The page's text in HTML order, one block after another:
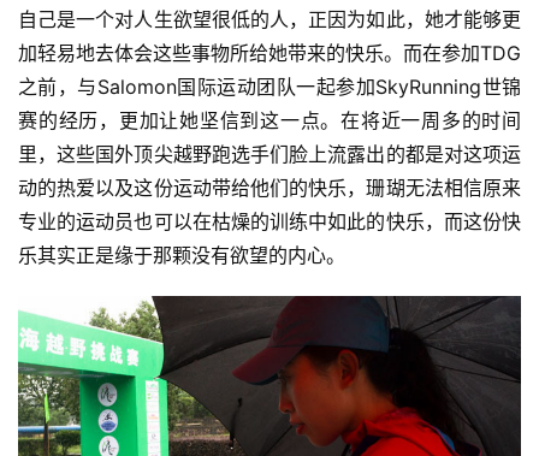
自己是一个对人生欲望很低的人，正因为如此，她才能够更
加轻易地去体会这些事物所给她带来的快乐。而在参加TDG
之前，与Salomon国际运动团队一起参加SkyRunning世锦
赛的经历，更加让她坚信到这一点。在将近一周多的时间
里，这些国外顶尖越野跑选手们脸上流露出的都是对这项运
动的热爱以及这份运动带给他们的快乐，珊瑚无法相信原来
专业的运动员也可以在枯燥的训练中如此的快乐，而这份快
乐其实正是缘于那颗没有欲望的内心。